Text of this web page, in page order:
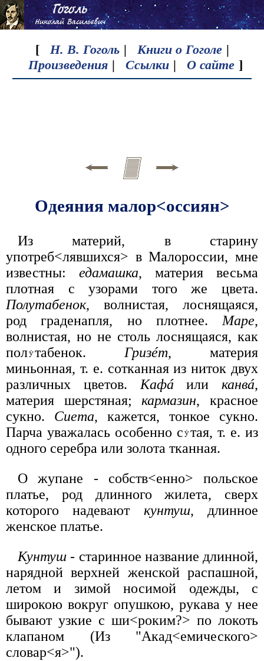
[ Н. В. Гоголь | Книги о Гоголе |
Произведения | Ссылки | О сайте ]
Одеяния малор<оссиян>
Из материй, в старину
употреб<лявшихся> в Малороссии, мне
известны: едамашка, материя весьма
плотная с узорами того же цвета.
Полутабенок, волнистая, лоснящаяся,
род граденапля, но плотнее. Маре,
волнистая, но не столь лоснящаяся, как
пол табенок. Гризéт, материя
миньонная, т. е. сотканная из ниток двух
различных цветов. Кафáили канвá,
материя шерстяная; кармазин, красное
сукно. Сиета, кажется, тонкое сукно.
Парча уважалась особенно с тая, т. е. из
одного серебра или золота тканная.
О жупане - собств<енно> польское
платье, род длинного жилета, сверх
которого надевают кунтуш, длинное
женское платье.
Кунтуш- старинное название длинной,
нарядной верхней женской распашной,
летом и зимой носимой одежды, с
широкою вокруг опушкою, рукава у нее
бывают узкие с ши<роким?> по локоть
клапаном (Из "Акад<емического>
словар<я>").